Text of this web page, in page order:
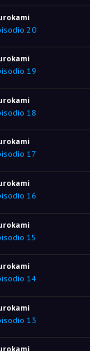
20
19
18
17
16
15
14
13